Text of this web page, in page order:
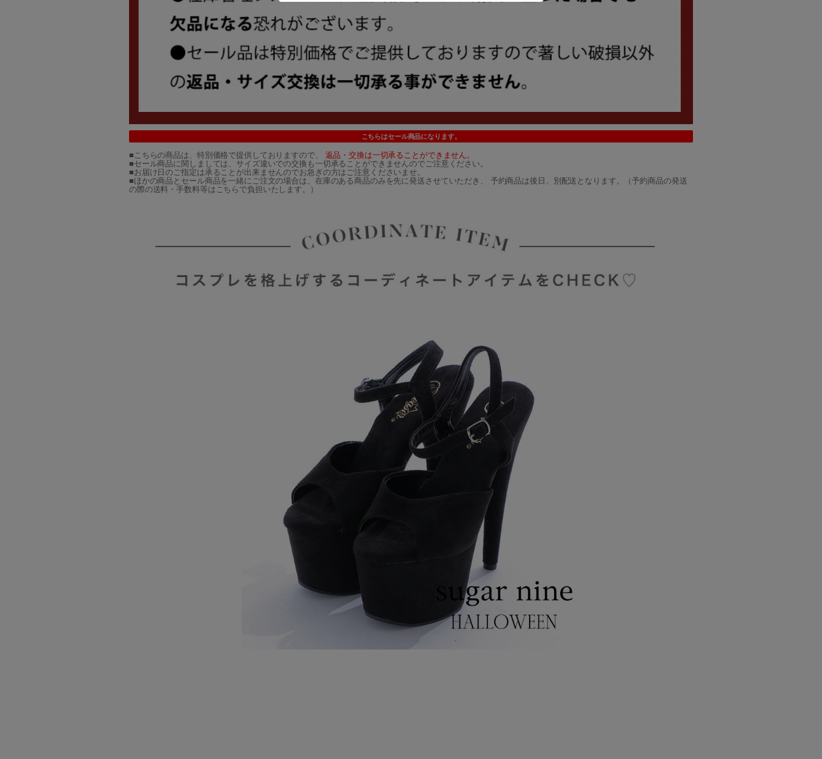
こちらはセール商品になります。
■こちらの商品は、特別価格で提供しておりますので、 返品・交換は一切承ることができません。
■セール商品に関しましては、サイズ違いでの交換も一切承ることができませんのでご注意ください。
■お届け日のご指定は承ることが出来ませんのでお急ぎの方はご注意くださいませ。
■ほかの商品とセール商品を一緒にご注文の場合は、在庫のある商品のみを先に発送させていただき、 予約商品は後日、別配送となります。（予約商品の発送
の際の送料・手数料等はこちらで負担いたします。）